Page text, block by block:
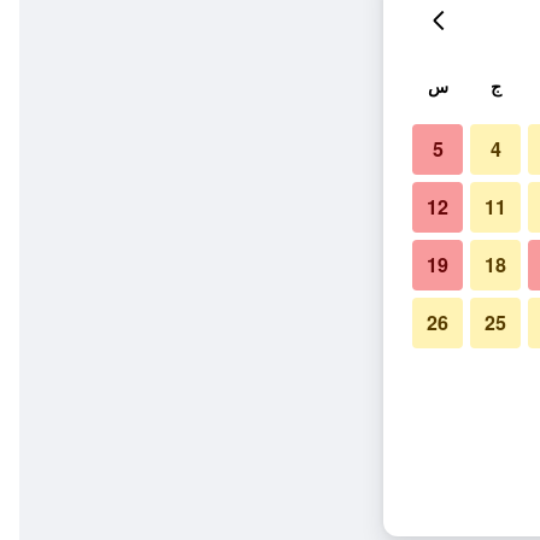
ج س
4
5
11
12
18
19
25
26